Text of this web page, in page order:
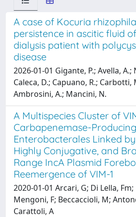
A case of Kocuria
persistence in ascitic fluid
dialysis patient with
disease
2026-01-01 Gigante, P.; Avella, A.;
Caleca, D.; Capuano, R.; Carbotti,
Ambrosini, A.; Mancini, N.
A Multispecies Cluster of
Carbapenemase-Producing
Enterobacterales Linked
Highly Conjugative, and
Range IncA Plasmid
Reemergence of VIM-1
2020-01-01 Arcari, G; Di Lella,
Mengoni, F; Beccaccioli, M;
Carattoli, A